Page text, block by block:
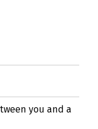
you and a